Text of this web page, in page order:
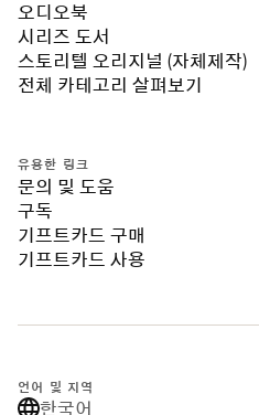
오디오북
시리즈 도서
스토리텔 오리지널 (자체제작)
전체 카테고리 살펴보기
유용한 링크
문의 및 도움
구독
기프트카드 구매
기프트카드 사용
언어 및 지역
한국어